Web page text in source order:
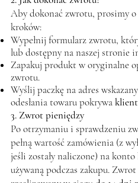
Aby dokonać zwrotu, prosimy
kroków:
Wypełnij formularz zwrotu,
lub dostępny na naszej stronie
Zapakuj produkt w oryginalne
zwrotu.
Wyślij paczkę na adres
odesłania towaru pokrywaklient
3. Zwrot pieniędzy
Po otrzymaniu i sprawdzeniu
pełną wartość zamówienia (z
jeśli zostały naliczone) na
używaną podczas zakupu.